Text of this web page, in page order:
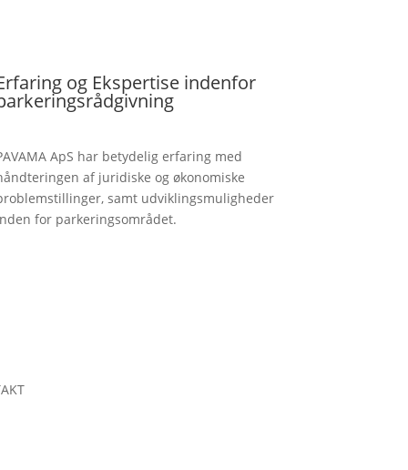
og Ekspertise indenfor
ApS har betydelig erfaring med
af juridiske og økonomiske
samt udviklingsmuligheder
for parkeringsområdet.